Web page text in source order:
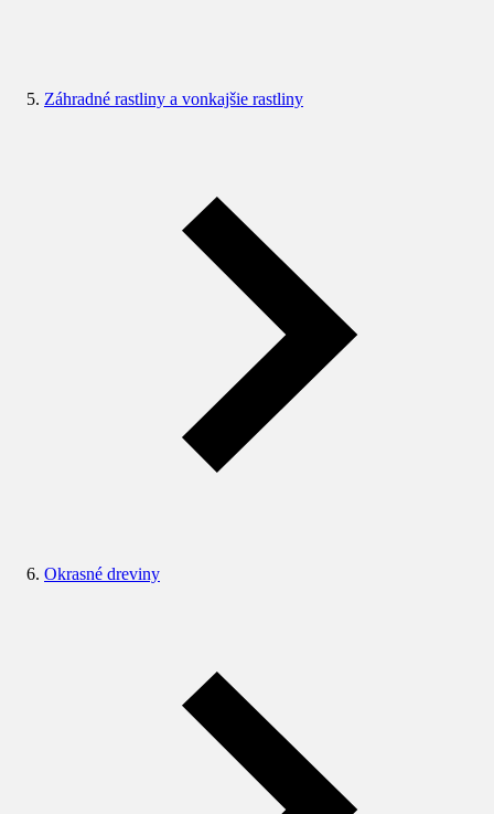
Záhradné rastliny a vonkajšie rastliny
Okrasné dreviny